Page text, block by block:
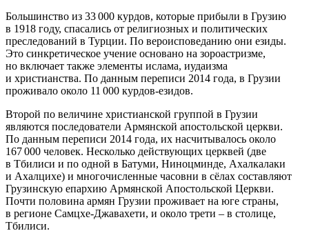
Большинство из 33 000 курдов, которые прибыли в Грузию
в 1918 году, спасались от религиозных и политических
преследований в Турции. По вероисповеданию они езиды.
Это синкретическое учение основано на зороастризме,
но включает также элементы ислама, иудаизма
и христианства. По данным переписи 2014 года, в Грузии
проживало около 11 000 курдов-езидов.
Второй по величине христианской группой в Грузии
являются последователи Армянской апостольской церкви.
По данным переписи 2014 года, их насчитывалось около
167 000 человек. Несколько действующих церквей (две
в Тбилиси и по одной в Батуми, Ниноцминде, Ахалкалаки
и Ахалцихе) и многочисленные часовни в сёлах составляют
Грузинскую епархию Армянской Апостольской Церкви.
Почти половина армян Грузии проживает на юге страны,
в регионе Самцхе-Джавахети, и около трети – в столице,
Тбилиси.